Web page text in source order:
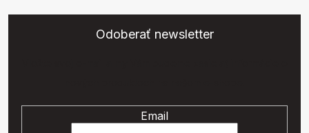
Odoberať newsletter
Email